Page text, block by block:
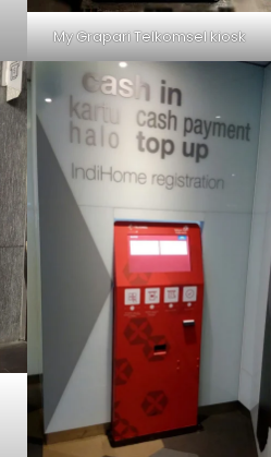
My Grapari Telkomsel kiosk